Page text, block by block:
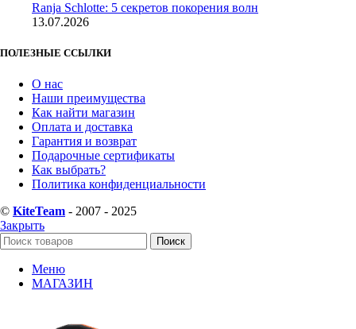
Ranja Schlotte: 5 секретов покорения волн
13.07.2026
ПОЛЕЗНЫЕ ССЫЛКИ
О нас
Наши преимущества
Как найти магазин
Оплата и доставка
Гарантия и возврат
Подарочные сертификаты
Как выбрать?
Политика конфиденциальности
© KiteTeam - 2007 - 2025
Закрыть
Поиск
Меню
МАГАЗИН